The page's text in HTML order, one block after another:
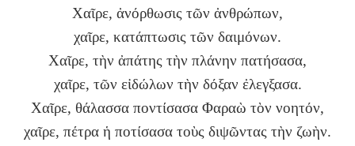
Χαῖρε, ἀνόρθωσις τῶν ἀνθρώπων,
χαῖρε, κατάπτωσις τῶν δαιμόνων.
Χαῖρε, τὴν ἀπάτης τὴν πλάνην πατήσασα,
χαῖρε, τῶν εἰδώλων τὴν δόξαν ἐλεγξασα.
Χαῖρε, θάλασσα ποντίσασα Φαραὼ τὸν νοητόν,
χαῖρε, πέτρα ἡ ποτίσασα τοὺς διψῶντας τὴν ζωὴν.